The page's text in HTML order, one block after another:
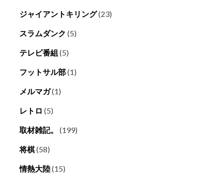
ジャイアントキリング(23)
スラムダンク (5)
テレビ番組 (5)
フットサル部(1)
メルマガ(1)
レトロ (5)
取材雑記。 (199)
将棋(58)
情熱大陸(15)